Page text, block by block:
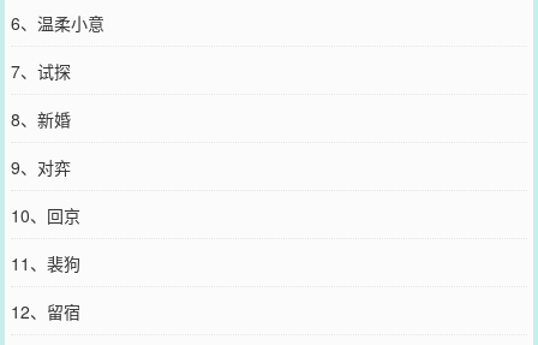
6、温柔小意
7、试探
8、新婚
9、对弈
10、回京
11、裴狗
12、留宿